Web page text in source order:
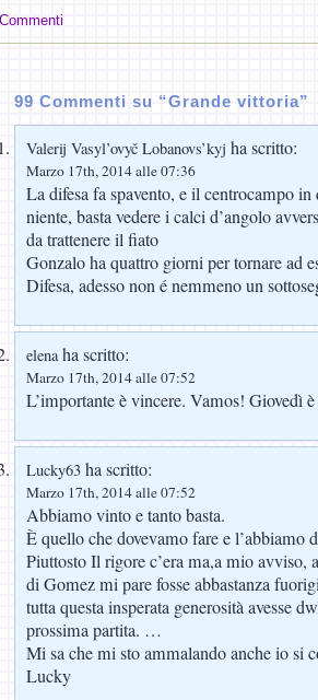
99 Commenti su “Grande vittoria”
Valerij Vasyl’ovyč Lobanovs’kyj ha scritto:
Marzo 17th, 2014 alle 07:36
La difesa fa spavento, e il centrocampo in
niente, basta vedere i calci d’angolo
da trattenere il fiato
Gonzalo ha quattro giorni per tornare ad
Difesa, adesso non é nemmeno un
elenaha scritto:
Marzo 17th, 2014 alle 07:52
L’importante è vincere. Vamos! Giovedì
Lucky63 ha scritto:
Marzo 17th, 2014 alle 07:52
Abbiamo vinto e tanto basta.
È quello che dovevamo fare e l’abbiamo
Piuttosto Il rigore c’era ma,a mio avviso,
di Gomez mi pare fosse abbastanza
tutta questa insperata generosità avesse
prossima partita. …
Mi sa che mi sto ammalando anche io si
Lucky